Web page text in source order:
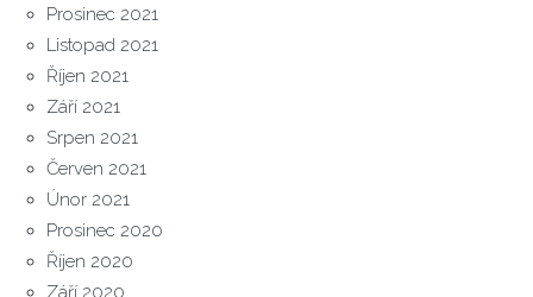
Prosinec 2021
Listopad 2021
Říjen 2021
Září 2021
Srpen 2021
Červen 2021
Únor 2021
Prosinec 2020
Říjen 2020
Září 2020